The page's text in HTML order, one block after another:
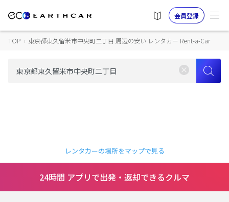
会員登録
TOP › 東京都東久留米市中央町二丁目 周辺の安い レンタカー Rent-a-Car
レンタカーの場所をマップで見る
24時間 アプリで出発・返却できるクルマ